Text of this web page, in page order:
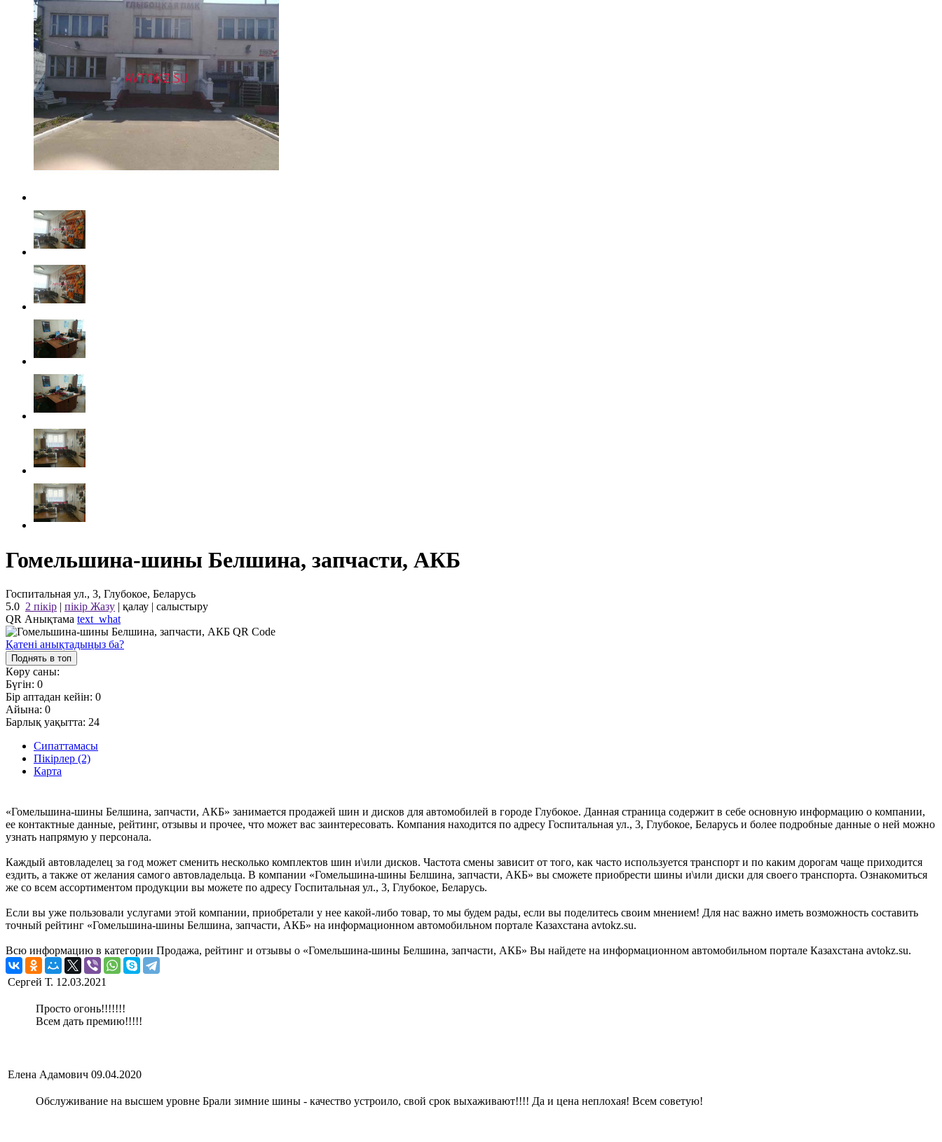
Гомельшина-шины Белшина, запчасти, АКБ
Госпитальная ул., 3, Глубокое, Беларусь
5.0 2 пікір | пікір Жазу | қалау | салыстыру
QR Анықтама text_what
Қатені анықтадыңыз ба?
Поднять в топ
Көру саны:
Бүгін: 0
Бір аптадан кейін: 0
Айына: 0
Барлық уақытта: 24
Сипаттамасы
Пікірлер (2)
Карта
«Гомельшина-шины Белшина, запчасти, АКБ» занимается продажей шин и дисков для автомобилей в городе Глубокое. Данная страница содержит в себе основную информацию о компании,
ее контактные данные, рейтинг, отзывы и прочее, что может вас заинтересовать. Компания находится по адресу Госпитальная ул., 3, Глубокое, Беларусь и более подробные данные о ней можно
узнать напрямую у персонала.
Каждый автовладелец за год может сменить несколько комплектов шин и\или дисков. Частота смены зависит от того, как часто используется транспорт и по каким дорогам чаще приходится
ездить, а также от желания самого автовладельца. В компании «Гомельшина-шины Белшина, запчасти, АКБ» вы сможете приобрести шины и\или диски для своего транспорта. Ознакомиться
же со всем ассортиментом продукции вы можете по адресу Госпитальная ул., 3, Глубокое, Беларусь.
Если вы уже пользовали услугами этой компании, приобретали у нее какой-либо товар, то мы будем рады, если вы поделитесь своим мнением! Для нас важно иметь возможность составить
точный рейтинг «Гомельшина-шины Белшина, запчасти, АКБ» на информационном автомобильном портале Казахстана avtokz.su.
Всю информацию в категории Продажа, рейтинг и отзывы о «Гомельшина-шины Белшина, запчасти, АКБ» Вы найдете на информационном автомобильном портале Казахстана avtokz.su.
Сергей Т. 12.03.2021
Просто огонь!!!!!!!
Всем дать премию!!!!!
Елена Адамович 09.04.2020
Обслуживание на высшем уровне Брали зимние шины - качество устроило, свой срок выхаживают!!!! Да и цена неплохая! Всем советую!